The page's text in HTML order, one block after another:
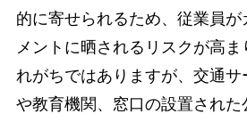
的に寄せられるため、従業員が
メントに晒されるリスクが高
れがちではありますが、交通サ
や教育機関、窓口の設置され